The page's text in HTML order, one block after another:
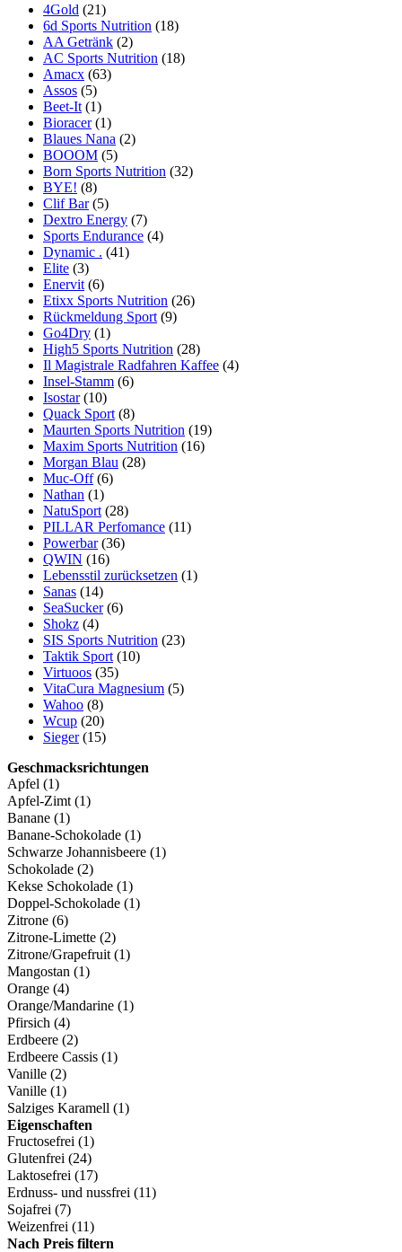
4Gold (21)
6d Sports Nutrition (18)
AA Getränk (2)
AC Sports Nutrition (18)
Amacx (63)
Assos (5)
Beet-It (1)
Bioracer (1)
Blaues Nana (2)
BOOOM (5)
Born Sports Nutrition (32)
BYE! (8)
Clif Bar (5)
Dextro Energy (7)
Sports Endurance (4)
Dynamic . (41)
Elite (3)
Enervit (6)
Etixx Sports Nutrition (26)
Rückmeldung Sport (9)
Go4Dry (1)
High5 Sports Nutrition (28)
Il Magistrale Radfahren Kaffee (4)
Insel-Stamm (6)
Isostar (10)
Quack Sport (8)
Maurten Sports Nutrition (19)
Maxim Sports Nutrition (16)
Morgan Blau (28)
Muc-Off (6)
Nathan (1)
NatuSport (28)
PILLAR Perfomance (11)
Powerbar (36)
QWIN (16)
Lebensstil zurücksetzen (1)
Sanas (14)
SeaSucker (6)
Shokz (4)
SIS Sports Nutrition (23)
Taktik Sport (10)
Virtuoos (35)
VitaCura Magnesium (5)
Wahoo (8)
Wcup (20)
Sieger (15)
Geschmacksrichtungen
Apfel (1)
Apfel-Zimt (1)
Banane (1)
Banane-Schokolade (1)
Schwarze Johannisbeere (1)
Schokolade (2)
Kekse Schokolade (1)
Doppel-Schokolade (1)
Zitrone (6)
Zitrone-Limette (2)
Zitrone/Grapefruit (1)
Mangostan (1)
Orange (4)
Orange/Mandarine (1)
Pfirsich (4)
Erdbeere (2)
Erdbeere Cassis (1)
Vanille (2)
Vanille (1)
Salziges Karamell (1)
Eigenschaften
Fructosefrei (1)
Glutenfrei (24)
Laktosefrei (17)
Erdnuss- und nussfrei (11)
Sojafrei (7)
Weizenfrei (11)
Nach Preis filtern